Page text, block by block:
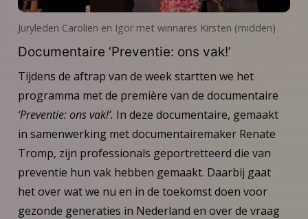
Juryleden Carolien en Igor met winnares Kirsten (midden)
Documentaire ‘Preventie: ons vak!’
Tijdens de aftrap van de week startten we het
programma met de première van de documentaire
‘Preventie: ons vak!’. In deze documentaire, gemaakt
in samenwerking met documentairemaker Renate
Tromp, zijn professionals geportretteerd die van
preventie hun vak hebben gemaakt. Daarbij gaat
het over wat we nu en in de toekomst doen voor
gezonde generaties in Nederland en over de vraag